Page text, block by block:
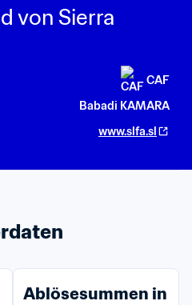
von Sierra
CAF
Babadi KAMARA
www.slfa.sl
Ablösesummen in